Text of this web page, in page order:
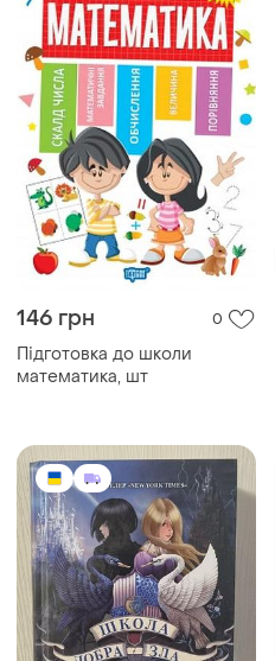
146 грн 0
Підготовка до школи
математика, шт